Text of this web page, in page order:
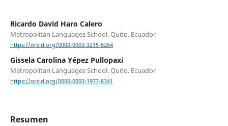
Ricardo David Haro Calero
Metropolitan Languages School. Quito. Ecuador
https://orcid.org/0000-0003-3215-6264
Gissela Carolina Yépez Pullopaxi
Metropolitan Languages School. Quito. Ecuador
https://orcid.org/0000-0003-1977-8341
Resumen